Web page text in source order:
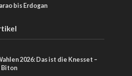
bis Erdogan
2026: Das ist die Knesset –
Biton